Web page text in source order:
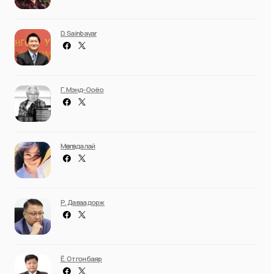
D. Sainbayar
Г. Мэнд-Ооёо
Мөнгөндалай
Р. Даваадорж
Ё. Отгонбаяр